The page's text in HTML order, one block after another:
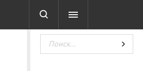
ТЕСТЫ